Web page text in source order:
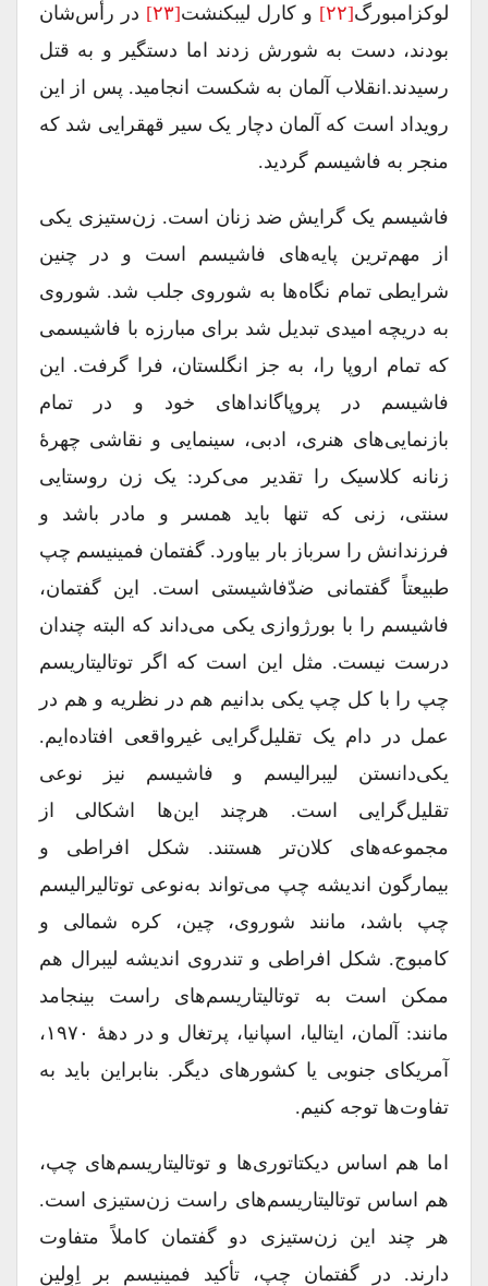
لوکزامبورگ[۲۲] و کارل لیبکنشت[۲۳]
در رأس‌شان
بودند، دست به شورش زدند اما دستگیر و به قتل
رسیدند.انقلاب آلمان به شکست انجامید. پس از این
رویداد است که آلمان دچار یک سیر قهقرایی شد که
منجر به فاشیسم گردید.
فاشیسم یک گرایش ضد زنان است. زن‌ستیزی یکی
از مهم‌ترین پایه‌های فاشیسم است و در چنین
شرایطی تمام نگاه‌ها به شوروی جلب شد. شوروی
به دریچه امیدی تبدیل شد برای مبارزه با فاشیسمی
که تمام اروپا را، به جز انگلستان، فرا گرفت. این
فاشیسم در پروپاگانداهای خود و در تمام
بازنمایی‌های هنری، ادبی، سینمایی و نقاشی چهرۀ
زنانه کلاسیک را تقدیر می‌کرد: یک زن روستایی
سنتی، زنی که تنها باید همسر و مادر باشد و
فرزندانش را سرباز بار بیاورد. گفتمان فمینیسم چپ
طبیعتاً گفتمانی ضدّفاشیستی است. این گفتمان،
فاشیسم را با بورژوازی یکی می‌داند که البته چندان
درست نیست. مثل این است که اگر توتالیتاریسم
چپ را با کل چپ یکی بدانیم هم در نظریه و هم در
عمل در دام یک تقلیل‌گرایی غیرواقعی افتاده‌ایم.
یکی‌دانستن لیبرالیسم و فاشیسم نیز نوعی
تقلیل‌گرایی است. هرچند این‌ها اشکالی از
مجموعه‌های کلان‌تر هستند. شکل افراطی و
بیمارگون اندیشه چپ می‌تواند به‌نوعی توتالیرالیسم
چپ باشد، مانند شوروی، چین، کره شمالی و
کامبوج. شکل افراطی و تندروی اندیشه لیبرال هم
ممکن است به توتالیتاریسم‌های راست بینجامد
مانند: آلمان، ایتالیا، اسپانیا، پرتغال و در دهۀ ۱۹۷۰،
آمریکای جنوبی یا کشورهای دیگر. بنابراین باید به
تفاوت‌ها توجه کنیم.
اما هم اساس دیکتاتوری‌ها و توتالیتاریسم‌های چپ،
هم اساس توتالیتاریسم‌های راست زن‌ستیزی است.
هر چند این زن‌ستیزی دو گفتمان کاملاً متفاوت
دارند. در گفتمان چپ، تأکید فمینیسم بر اِوِلین